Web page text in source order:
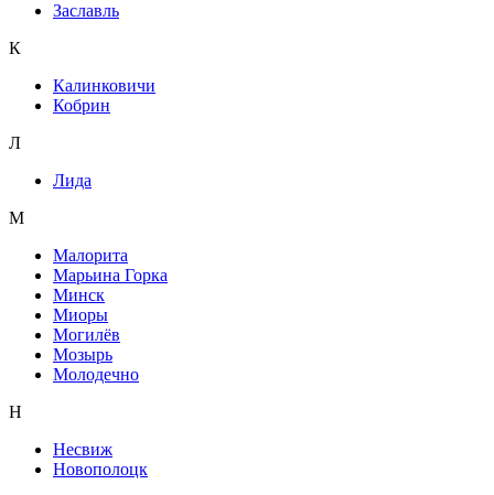
Заславль
К
Калинковичи
Кобрин
Л
Лида
М
Малорита
Марьина Горка
Минск
Миоры
Могилёв
Мозырь
Молодечно
Н
Несвиж
Новополоцк